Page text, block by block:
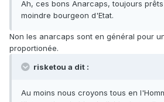
Ah, ces bons Anarcaps, toujours
moindre bourgeon d'Etat.
Non les anarcaps sont en général pour
proportionée.
risketou a dit :
Au moins nous croyons tous en